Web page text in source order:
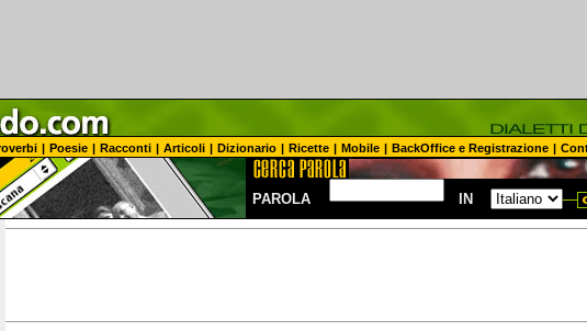
| Poesie | Racconti | Articoli | Dizionario | Ricette | Mobile | BackOffice e Registrazione |
PAROLA IN